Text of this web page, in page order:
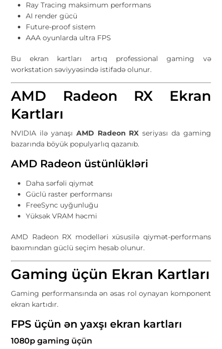
Ray Tracing maksimum performans
AI render gücü
Future-proof sistem
AAA oyunlarda ultra FPS
Bu ekran kartları artıq professional gaming və
workstation səviyyəsində istifadə olunur.
AMD Radeon RX Ekran
Kartları
NVIDIA ilə yanaşı AMD Radeon RX seriyası da gaming
bazarında böyük populyarlıq qazanıb.
AMD Radeon üstünlükləri
Daha sərfəli qiymət
Güclü raster performansı
FreeSync uyğunluğu
Yüksək VRAM həcmi
AMD Radeon RX modelləri xüsusilə qiymət-performans
baxımından güclü seçim hesab olunur.
Gaming üçün Ekran Kartları
Gaming performansında ən əsas rol oynayan komponent
ekran kartıdır.
FPS üçün ən yaxşı ekran kartları
1080p gaming üçün